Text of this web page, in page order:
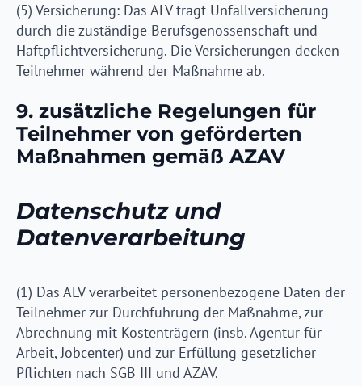
(5) Versicherung: Das ALV trägt Unfallversicherung
durch die zuständige Berufsgenossenschaft und
Haftpflichtversicherung. Die Versicherungen decken
Teilnehmer während der Maßnahme ab.
9. zusätzliche Regelungen für
Teilnehmer von geförderten
Maßnahmen gemäß AZAV
Datenschutz und
Datenverarbeitung
(1) Das ALV verarbeitet personenbezogene Daten der
Teilnehmer zur Durchführung der Maßnahme, zur
Abrechnung mit Kostenträgern (insb. Agentur für
Arbeit, Jobcenter) und zur Erfüllung gesetzlicher
Pflichten nach SGB III und AZAV.